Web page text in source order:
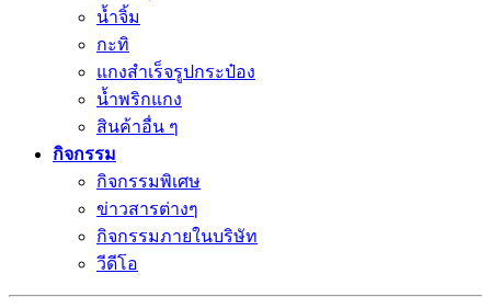
น้ำจิ้ม
กะทิ
แกงสำเร็จรูปกระป๋อง
น้ำพริกแกง
สินค้าอื่น ๆ
กิจกรรม
กิจกรรมพิเศษ
ข่าวสารต่างๆ
กิจกรรมภายในบริษัท
วีดีโอ